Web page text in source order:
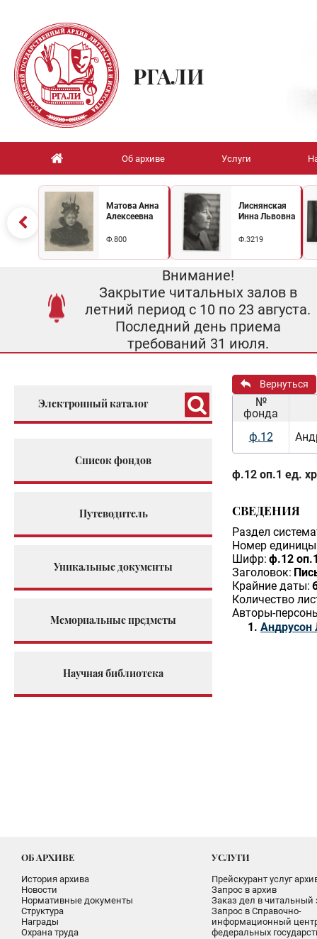
РГАЛИ
Об архиве Услуги
Матова Анна
Алексеевна
Ф.800
Лиснянская
Инна Львовна
Ф.3219
Внимание!
Закрытие читальных залов в
летний период с 10 по 23 августа.
Последний день приема
требований 31 июля.
Электронный каталог
Список фондов
Путеводитель
Уникальные документы
Мемориальные предметы
Научная библиотека
Вернуться
№
фонда
ф.12
ф.12 оп.1 ед.
СВЕДЕНИЯ
Раздел
Номер единицы
Шифр: ф.12
Заголовок:
Крайние даты:
Количество
Авторы-
Андрусон
ОБ АРХИВЕ
История архива
Новости
Нормативные документы
Структура
Награды
Охрана труда
УСЛУГИ
Прейскурант услуг
Запрос в архив
Заказ дел в читальный
Запрос в Справочно-
информационный
федеральных